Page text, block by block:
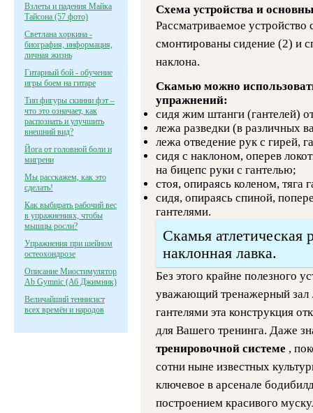
Взлеты и падения Майка
Тайсона (57 фото)
Светлана хоркина -
биография, информация,
личная жизнь
Гитарный бой - обучение
игры боем на гитаре
Тип фигуры скинни фэт –
что это означает, как
распознать и улучшить
внешний вид?
Йога от головной боли и
мигрени
Мы расскажем, как это
сделать!
Как выбирать рабочий вес
в упражнениях, чтобы
мышцы росли?
Упражнения при шейном
остеохондрозе
Описание Миостимулятор
Ab Gymnic (Аб Джимник)
Величайший теннисист
всех времён и народов
Схема устройства и
Рассматриваемое устройство
смонтированы сидение (2) и
наклона.
Скамью можно
упражнений:
сидя жим штанги (гантелей)
лежа разведки (в различных
лежа отведение рук с гирей,
сидя с наклоном, оперев
на бицепс руки с гантелью;
стоя, опираясь коленом, тяга
сидя, опираясь спиной,
гантелями.
Скамья атлетическая
наклонная лавка.
Без этого крайне полезного
уважающий тренажерный зал
гантелями эта конструкция
для Вашего тренинга. Даже
тренировочной системе ,
сотни ныне известных
ключевое в арсенале
построением красивого